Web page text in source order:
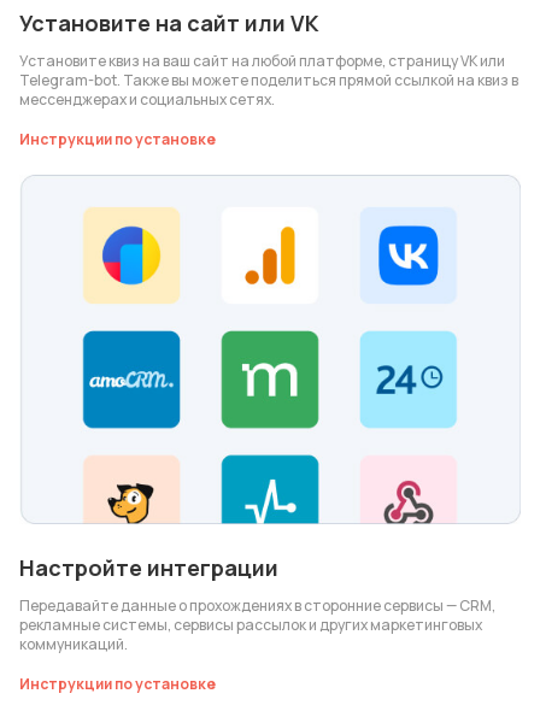
Установите на сайт или VK
Установите квиз на ваш сайт на любой платформе, страницу VK или
Telegram-bot. Также вы можете поделиться прямой ссылкой на квиз в
мессенджерах и социальных сетях.
Инструкции по установке
Настройте интеграции
Передавайте данные о прохождениях в сторонние сервисы — CRM,
рекламные системы, сервисы рассылок и других маркетинговых
коммуникаций.
Инструкции по установке